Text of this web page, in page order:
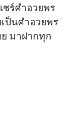
ชร์คำอวยพร
ป็นคำอวยพร
มาฝากทุก